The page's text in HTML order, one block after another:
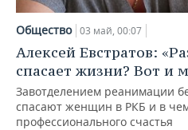
Общество 03 май, 00:07
Алексей Евстратов:
спасает жизни? Вот и
Завотделением реанимации
спасают женщин в РКБ и в
профессионального счастья